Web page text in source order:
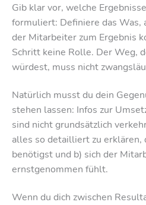
Gib klar vor, welche
formuliert: Definiere das Was,
der Mitarbeiter zum Ergebnis
Schritt keine Rolle. Der Weg,
würdest, muss nicht
Natürlich musst du dein
stehen lassen: Infos zur
sind nicht grundsätzlich
alles so detailliert zu erklären,
benötigst und b) sich der
ernstgenommen fühlt.
Wenn du dich zwischen